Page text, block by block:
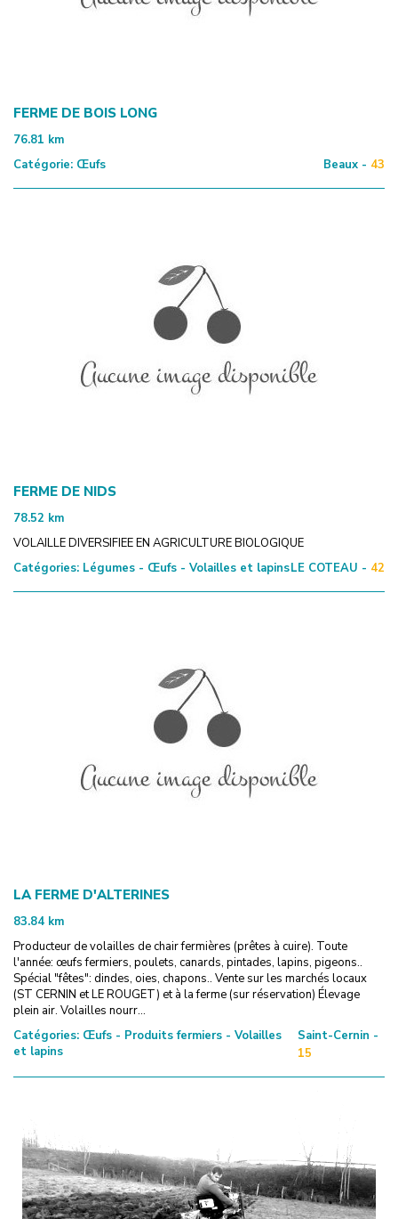
FERME DE BOIS LONG
76.81 km
Catégorie: Œufs Beaux - 43
FERME DE NIDS
78.52 km
VOLAILLE DIVERSIFIEE EN AGRICULTURE BIOLOGIQUE
Catégories: Légumes - Œufs - Volailles et lapinsLE COTEAU - 42
LA FERME D'ALTERINES
83.84 km
Producteur de volailles de chair fermières (prêtes à cuire). Toute
l'année: œufs fermiers, poulets, canards, pintades, lapins, pigeons..
Spécial "fêtes": dindes, oies, chapons.. Vente sur les marchés locaux
(ST CERNIN et LE ROUGET) et à la ferme (sur réservation) Élevage
plein air. Volailles nourr...
Catégories: Œufs - Produits fermiers - Volailles
et lapins
Saint-Cernin -
15